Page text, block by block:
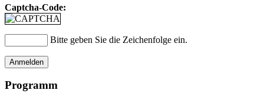
Captcha-Code:
Bitte geben Sie die Zeichenfolge ein.
Programm